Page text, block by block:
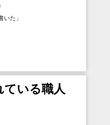
」
いた 」
ている職人